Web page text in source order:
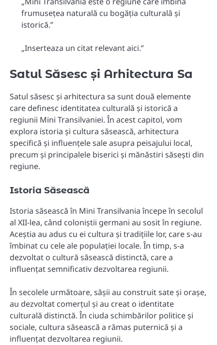
frumusețea naturală cu bogăția culturală și
istorică.”
„Inserteaza un citat relevant aici.”
Satul Săsesc și Arhitectura Sa
Satul săsesc și arhitectura sa sunt două elemente
care definesc identitatea culturală și istorică a
regiunii Mini Transilvaniei. În acest capitol, vom
explora istoria și cultura săsească, arhitectura
specifică și influențele sale asupra peisajului local,
precum și principalele biserici și mănăstiri săsești din
regiune.
Istoria Săsească
Istoria săsească în Mini Transilvania începe în secolul
al XII-lea, când coloniștii germani au sosit în regiune.
Aceștia au adus cu ei cultura și tradițiile lor, care s-au
îmbinat cu cele ale populației locale. În timp, s-a
dezvoltat o cultură săsească distinctă, care a
influențat semnificativ dezvoltarea regiunii.
În secolele următoare, sășii au construit sate și orașe,
au dezvoltat comerțul și au creat o identitate
culturală distinctă. În ciuda schimbărilor politice și
sociale, cultura săsească a rămas puternică și a
influențat dezvoltarea regiunii.